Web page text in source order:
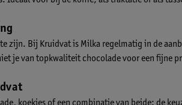
zijn. Bij Kruidvat is Milka regelmatig in de
je van topkwaliteit chocolade voor een fijne
koekjes of een combinatie van beide: de